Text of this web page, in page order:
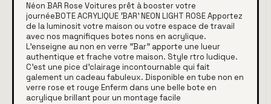
Néon BAR Rose Voitures prêt à booster votre
journéeBOTE ACRYLIQUE 'BAR' NEON LIGHT ROSE Apportez
de la luminosit votre maison ou votre espace de travail
avec nos magnifiques botes nons en acrylique.
L'enseigne au non en verre "Bar" apporte une lueur
authentique et frache votre maison. Style rtro ludique.
C'est une pice d'clairage incontournable qui fait
galement un cadeau fabuleux. Disponible en tube non en
verre rose et rouge Enferm dans une belle bote en
acrylique brillant pour un montage facile